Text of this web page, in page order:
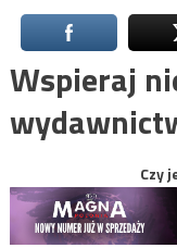
Wspieraj
Czy